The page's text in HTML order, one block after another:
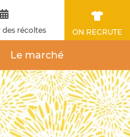
des récoltes ON RECRUTE
Le marché